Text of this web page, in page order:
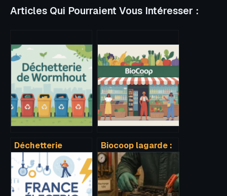
Articles Qui Pourraient Vous Intéresser :
Déchetterie
wormhout :
horaires, accès,
fonctionnement et
bons réflexes
Biocoop lagarde :
horaires, accès,
avis et services en
un clin d’œil